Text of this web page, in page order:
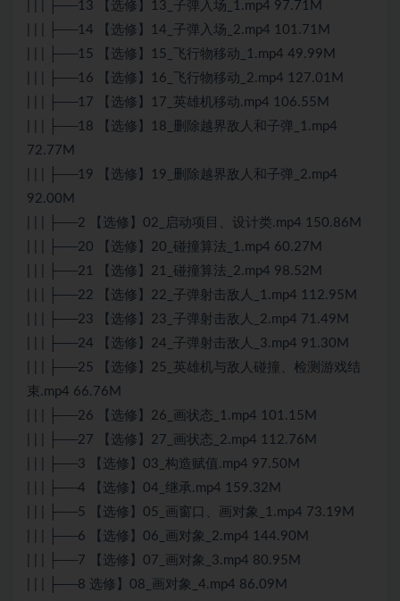
| | | ├──13 【选修】13_子弹入场_1.mp4 97.71M
| | | ├──14 【选修】14_子弹入场_2.mp4 101.71M
| | | ├──15 【选修】15_飞行物移动_1.mp4 49.99M
| | | ├──16 【选修】16_飞行物移动_2.mp4 127.01M
| | | ├──17 【选修】17_英雄机移动.mp4 106.55M
| | | ├──18 【选修】18_删除越界敌人和子弹_1.mp4
72.77M
| | | ├──19 【选修】19_删除越界敌人和子弹_2.mp4
92.00M
| | | ├──2 【选修】02_启动项目、设计类.mp4 150.86M
| | | ├──20 【选修】20_碰撞算法_1.mp4 60.27M
| | | ├──21 【选修】21_碰撞算法_2.mp4 98.52M
| | | ├──22 【选修】22_子弹射击敌人_1.mp4 112.95M
| | | ├──23 【选修】23_子弹射击敌人_2.mp4 71.49M
| | | ├──24 【选修】24_子弹射击敌人_3.mp4 91.30M
| | | ├──25 【选修】25_英雄机与敌人碰撞、检测游戏结
束.mp4 66.76M
| | | ├──26 【选修】26_画状态_1.mp4 101.15M
| | | ├──27 【选修】27_画状态_2.mp4 112.76M
| | | ├──3 【选修】03_构造赋值.mp4 97.50M
| | | ├──4 【选修】04_继承.mp4 159.32M
| | | ├──5 【选修】05_画窗口、画对象_1.mp4 73.19M
| | | ├──6 【选修】06_画对象_2.mp4 144.90M
| | | ├──7 【选修】07_画对象_3.mp4 80.95M
| | | ├──8 选修】08_画对象_4.mp4 86.09M